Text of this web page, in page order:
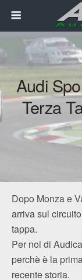
Audi
Terza
Dopo Monza e
arriva sul
tappa.
Per noi di
perchè è la
recente storia.